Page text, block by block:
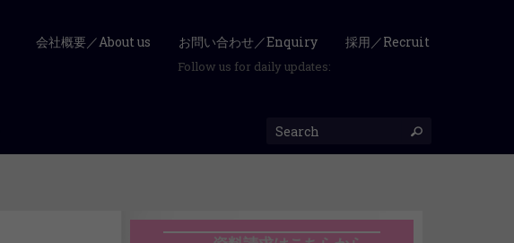
会社概要／About us お問い合わせ／Enquiry 採用／Recruit
Follow us for daily updates: